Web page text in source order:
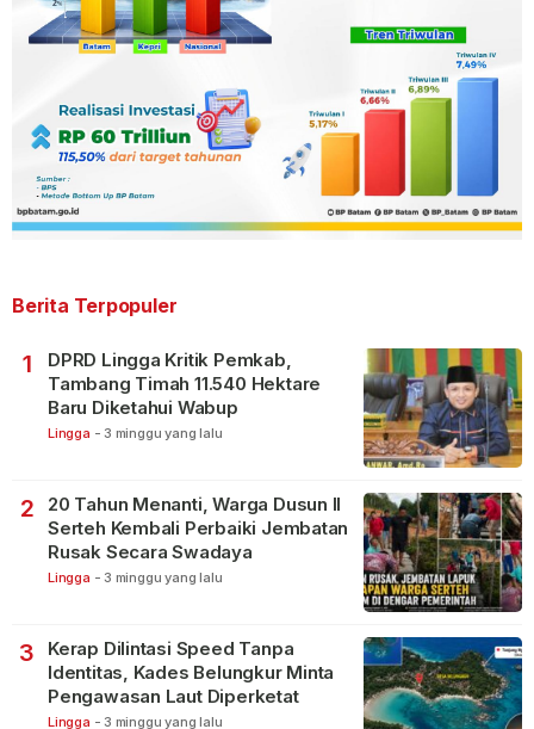
Berita Terpopuler
1
DPRD Lingga Kritik Pemkab,
Tambang Timah 11.540 Hektare
Baru Diketahui Wabup
Lingga - 3 minggu yang lalu
2
20 Tahun Menanti, Warga Dusun II
Serteh Kembali Perbaiki Jembatan
Rusak Secara Swadaya
Lingga - 3 minggu yang lalu
3
Kerap Dilintasi Speed Tanpa
Identitas, Kades Belungkur Minta
Pengawasan Laut Diperketat
Lingga - 3 minggu yang lalu